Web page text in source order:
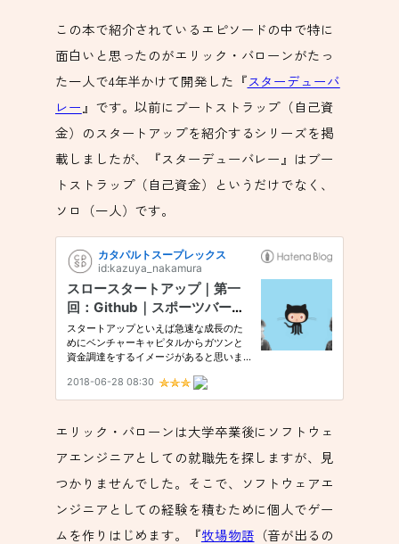
この本で紹介されているエピソードの中で特に
面白いと思ったのがエリック・バローンがたっ
た一人で4年半かけて開発した『スターデューバ
レー』です。以前にブートストラップ（自己資
金）のスタートアップを紹介するシリーズを掲
載しましたが、『スターデューバレー』はブー
トストラップ（自己資金）というだけでなく、
ソロ（一人）です。
エリック・バローンは大学卒業後にソフトウェ
アエンジニアとしての就職先を探しますが、見
つかりませんでした。そこで、ソフトウェアエ
ンジニアとしての経験を積むために個人でゲー
ムを作りはじめます。『牧場物語 （音が出るの